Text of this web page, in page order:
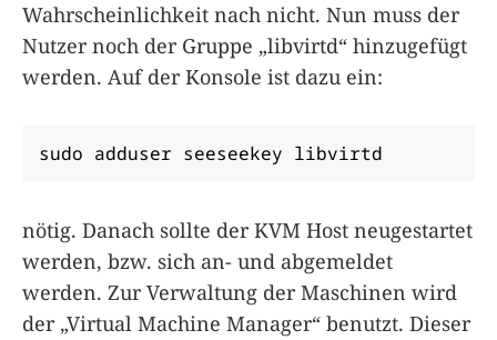
Wahrscheinlichkeit nach nicht. Nun muss der
Nutzer noch der Gruppe „libvirtd“ hinzugefügt
werden. Auf der Konsole ist dazu ein:
sudo adduser seeseekey libvirtd
nötig. Danach sollte der KVM Host neugestartet
werden, bzw. sich an- und abgemeldet
werden. Zur Verwaltung der Maschinen wird
der „Virtual Machine Manager“ benutzt. Dieser